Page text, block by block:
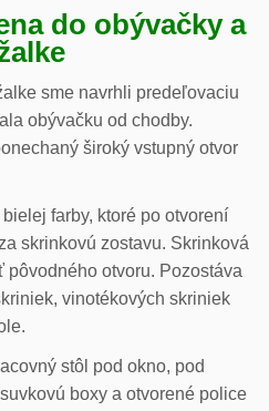
do obývačky a
sme navrhli predeľovaciu
obývačku od chodby.
široký vstupný otvor
farby, ktoré po otvorení
skrinkovú zostavu. Skrinková
pôvodného otvoru. Pozostáva
vinotékových skriniek
stôl pod okno, pod
boxy a otvorené police